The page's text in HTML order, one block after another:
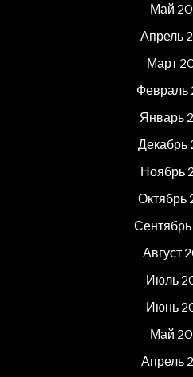
Май
Апрель
Март
Февраль
Январь
Декабрь
Ноябрь
Октябрь
Август
Июль
Июнь
Май
Апрель